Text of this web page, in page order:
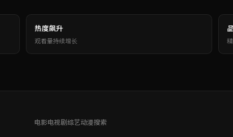
热度飙升
观看量持续增长
电影电视剧综艺动漫搜索